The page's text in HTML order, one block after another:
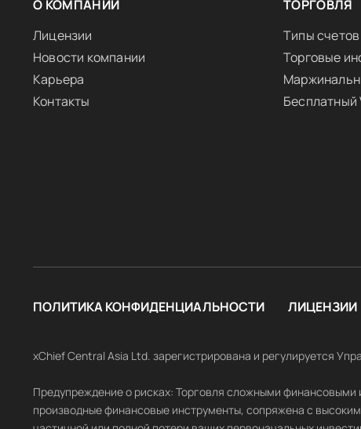
О КОМПАНИИ
Лицензии
Новости компании
Карьера
Контакты
ТОРГОВЛЯ
Типы счетов
Торговые
Бесплатный
ПОЛИТИКА КОНФИДЕНЦИАЛЬНОСТИ ЛИЦЕНЗИИ
xChief Central Asia Ltd. зарегистрирована и регулируется
Предупреждение о рисках: Торговля сложными
производные финансовые инструменты, сопряжена с